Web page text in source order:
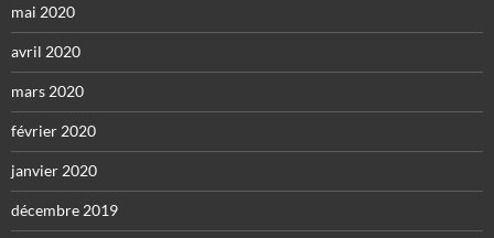
mai 2020
avril 2020
mars 2020
février 2020
janvier 2020
décembre 2019